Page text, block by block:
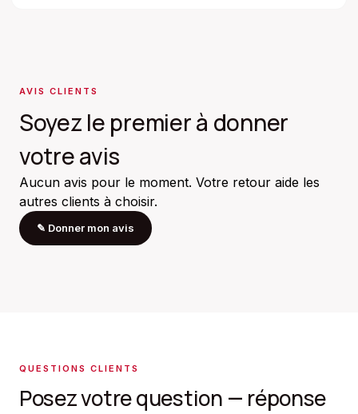
AVIS CLIENTS
Soyez le premier à donner
votre avis
Aucun avis pour le moment. Votre retour aide les
autres clients à choisir.
✎ Donner mon avis
QUESTIONS CLIENTS
Posez votre question — réponse